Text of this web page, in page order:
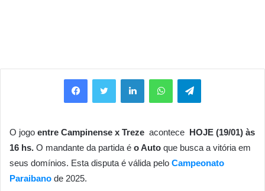
FacebookTwitter LinkedinWhatsAppTelegram
O jogo entre Campinense x Treze acontece HOJE (19/01) às
16 hs. O mandante da partida é o Auto que busca a vitória em
seus domínios. Esta disputa é válida pelo Campeonato
Paraibano de 2025.